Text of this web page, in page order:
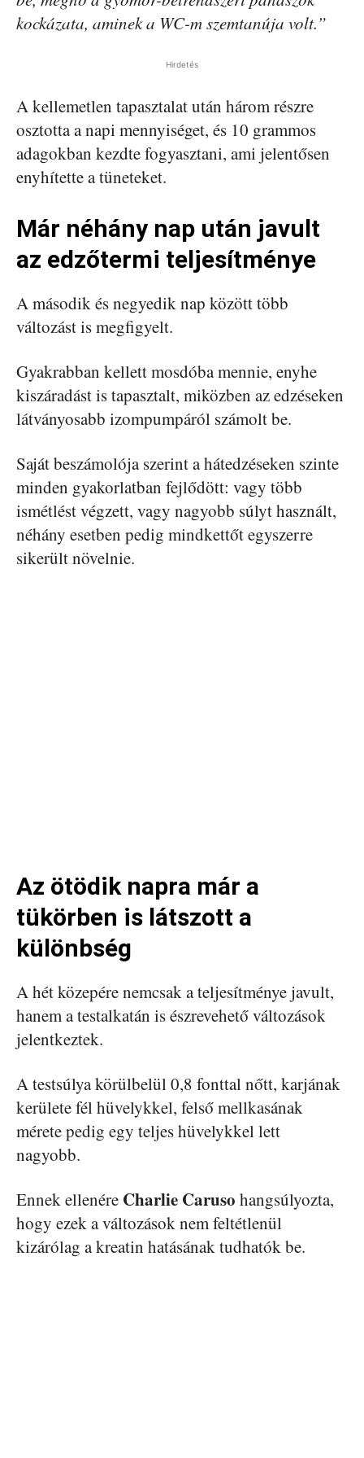
kockázata, aminek a WC-m szemtanúja volt.”
Hirdetés
A kellemetlen tapasztalat után három részre
osztotta a napi mennyiséget, és 10 grammos
adagokban kezdte fogyasztani, ami jelentősen
enyhítette a tüneteket.
Már néhány nap után javult
az edzőtermi teljesítménye
A második és negyedik nap között több
változást is megfigyelt.
Gyakrabban kellett mosdóba mennie, enyhe
kiszáradást is tapasztalt, miközben az edzéseken
látványosabb izompumpáról számolt be.
Saját beszámolója szerint a hátedzéseken szinte
minden gyakorlatban fejlődött: vagy több
ismétlést végzett, vagy nagyobb súlyt használt,
néhány esetben pedig mindkettőt egyszerre
sikerült növelnie.
Az ötödik napra már a
tükörben is látszott a
különbség
A hét közepére nemcsak a teljesítménye javult,
hanem a testalkatán is észrevehető változások
jelentkeztek.
A testsúlya körülbelül 0,8 fonttal nőtt, karjának
kerülete fél hüvelykkel, felső mellkasának
mérete pedig egy teljes hüvelykkel lett
nagyobb.
Ennek ellenére Charlie Caruso hangsúlyozta,
hogy ezek a változások nem feltétlenül
kizárólag a kreatin hatásának tudhatók be.